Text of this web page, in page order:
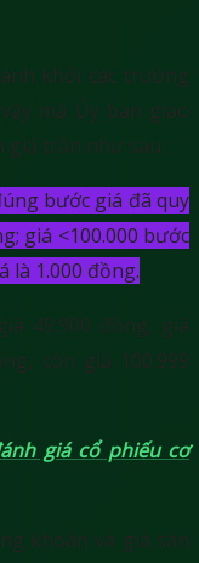
khỏi các trường
mà Ủy ban giao
giá trần như sau:
bước giá đã quy
giá <100.000 bước
là 1.000 đồng.
49.900 đồng, giá
còn giá 100.999
giá cổ phiếu cơ
khoán và giá sàn